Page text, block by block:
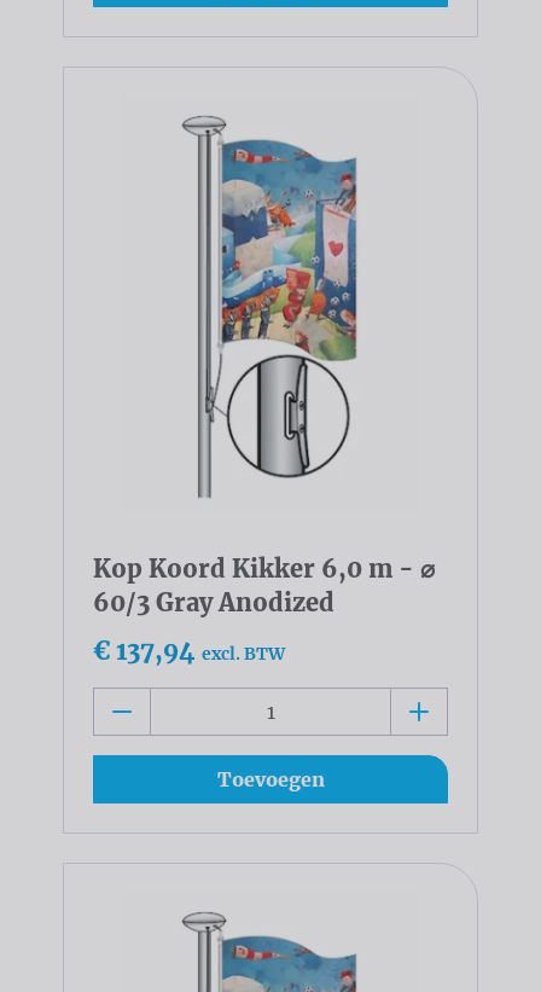
Kop Koord Kikker 6,0 m - ⌀
60/3 Gray Anodized
€ 137,94 excl. BTW
Toevoegen